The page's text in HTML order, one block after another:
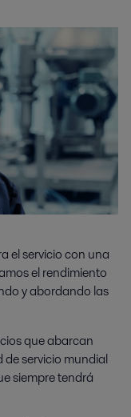
el servicio con una
el rendimiento
y abordando las
que abarcan
de servicio mundial
siempre tendrá